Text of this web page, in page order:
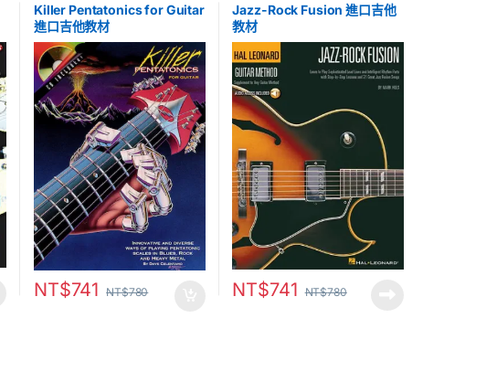
Killer Pentatonics for Guitar
進口吉他教材
NT$741 NT$780
Jazz-Rock Fusion 進口吉他
教材
NT$741 NT$780